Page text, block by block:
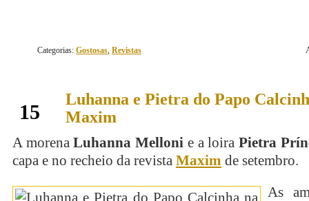
Categorias: Gostosas, Revistas
15
Luhanna e Pietra do Papo
Maxim
A morenaLuhanna Melloni e a loira Pietra
capa e no recheio da revista Maxim de setembro.
As